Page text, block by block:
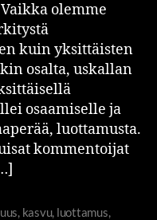
olemme
kuin yksittäisten
osalta, uskallan
osaamiselle ja
luottamusta.
kommentoijat
, kasvu, luottamus,